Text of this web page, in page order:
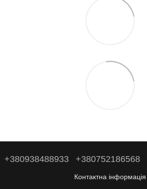
+380938488933 +380752186568
Контактна інформація